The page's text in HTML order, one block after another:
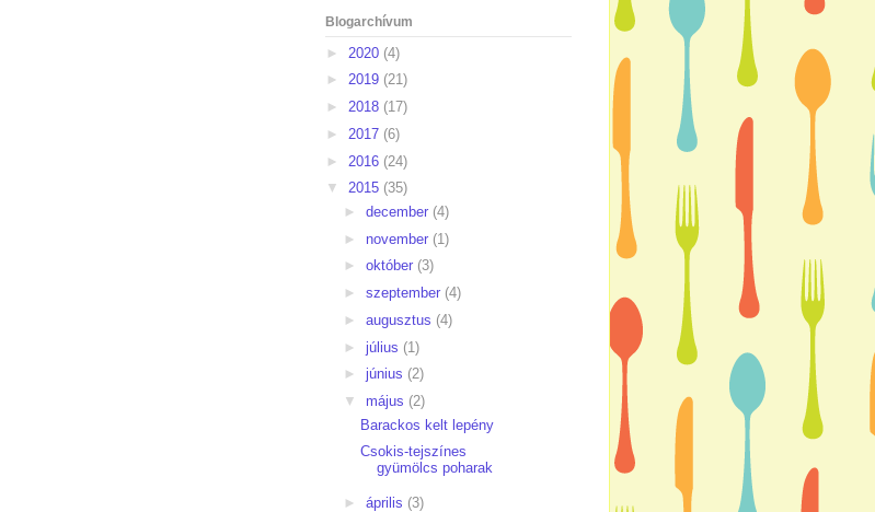
Blogarchívum
► 2020 (4)
► 2019 (21)
► 2018 (17)
► 2017 (6)
► 2016 (24)
▼ 2015 (35)
► december (4)
► november (1)
► október (3)
► szeptember (4)
► augusztus (4)
► július (1)
► június (2)
▼ május (2)
Barackos kelt lepény
Csokis-tejszínes
gyümölcs poharak
► április (3)